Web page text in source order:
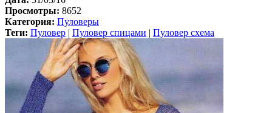
Просмотры: 8652
Категория: Пуловеры
Теги: Пуловер Пуловер спицами Пуловер схема